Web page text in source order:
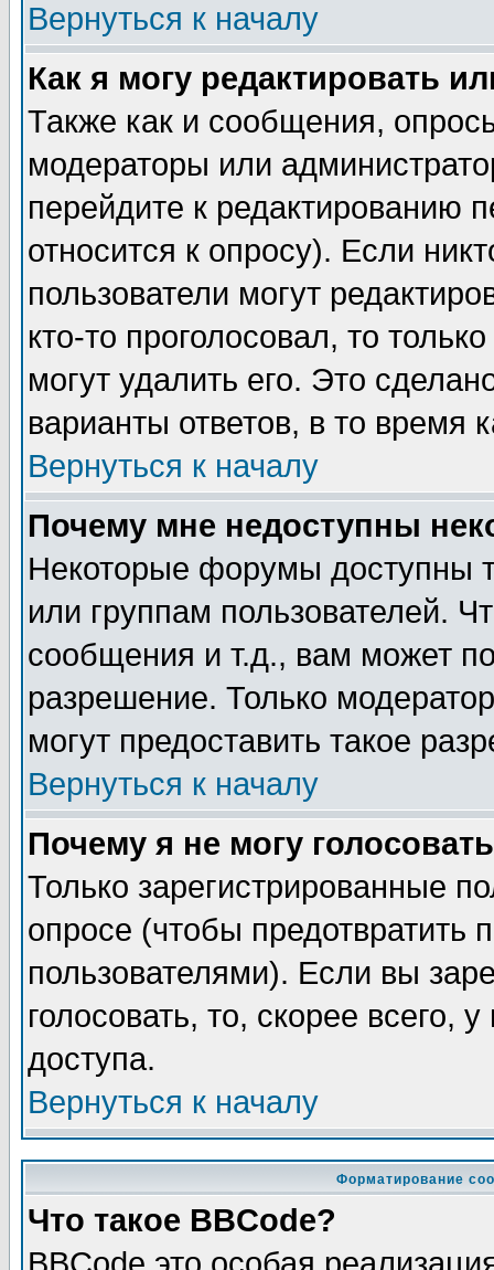
Вернуться к началу
Как я могу редактировать
Также как и сообщения,
модераторы или
перейдите к редактированию
относится к опросу). Если
пользователи могут
кто-то проголосовал, то
могут удалить его. Это
варианты ответов, в то время
Вернуться к началу
Почему мне недоступны
Некоторые форумы доступны
или группам пользователей.
сообщения и т.д., вам может
разрешение. Только
могут предоставить такое
Вернуться к началу
Почему я не могу
Только зарегистрированные
опросе (чтобы предотвратить
пользователями). Если вы
голосовать, то, скорее всего,
доступа.
Вернуться к началу
Форматирование
Что такое BBCode?